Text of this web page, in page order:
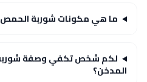
ما هي مكونات شوربة الحمص
لكم شخص تكفي وصفة
المدخن؟